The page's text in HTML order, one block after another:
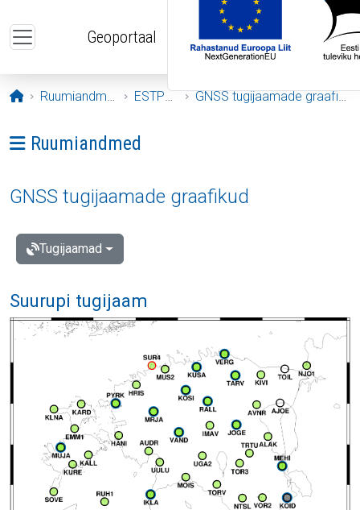
Geoportaal
Avaleht
Ruumiandmed ESTPOS GNSS tugijaamade graafikud
Ava menüü: Ruumiandmed
Ruumiandmed
GNSS tugijaamade graafikud
Tugijaamad
Suurupi tugijaam